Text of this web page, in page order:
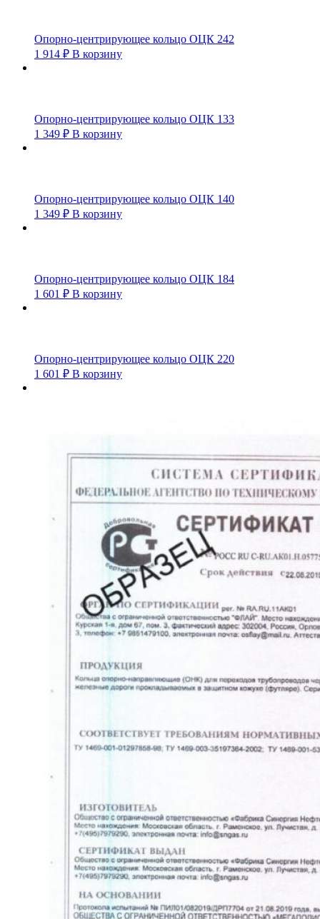
Опорно-центрирующее кольцо ОЦК 242
1 914 ₽ В корзину
Опорно-центрирующее кольцо ОЦК 133
1 349 ₽ В корзину
Опорно-центрирующее кольцо ОЦК 140
1 349 ₽ В корзину
Опорно-центрирующее кольцо ОЦК 184
1 601 ₽ В корзину
Опорно-центрирующее кольцо ОЦК 220
1 601 ₽ В корзину